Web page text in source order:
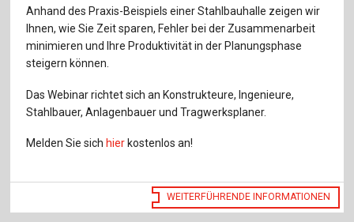
Anhand des Praxis-Beispiels einer Stahlbauhalle zeigen wir
Ihnen, wie Sie Zeit sparen, Fehler bei der Zusammenarbeit
minimieren und Ihre Produktivität in der Planungsphase
steigern können.
Das Webinar richtet sich an Konstrukteure, Ingenieure,
Stahlbauer, Anlagenbauer und Tragwerksplaner.
Melden Sie sich hier kostenlos an!
WEITERFÜHRENDE INFORMATIONEN